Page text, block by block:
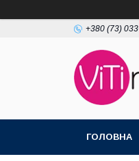
+380 (73)
ГОЛОВНА